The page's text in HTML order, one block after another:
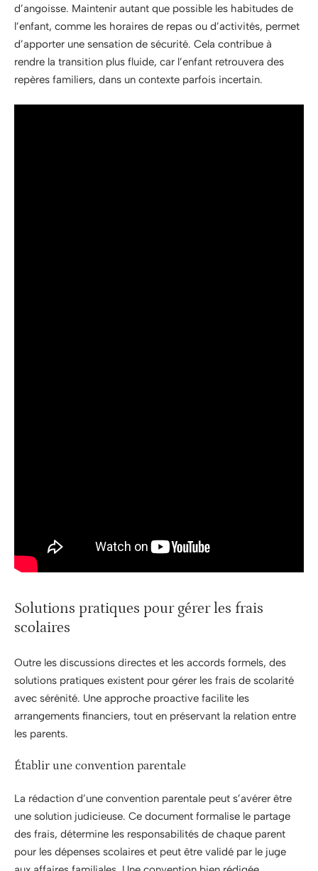
d’angoisse. Maintenir autant que possible les habitudes de
l’enfant, comme les horaires de repas ou d’activités, permet
d’apporter une sensation de sécurité. Cela contribue à
rendre la transition plus fluide, car l’enfant retrouvera des
repères familiers, dans un contexte parfois incertain.
Solutions pratiques pour gérer les frais
scolaires
Outre les discussions directes et les accords formels, des
solutions pratiques existent pour gérer les frais de scolarité
avec sérénité. Une approche proactive facilite les
arrangements financiers, tout en préservant la relation entre
les parents.
Établir une convention parentale
La rédaction d’une convention parentale peut s’avérer être
une solution judicieuse. Ce document formalise le partage
des frais, détermine les responsabilités de chaque parent
pour les dépenses scolaires et peut être validé par le juge